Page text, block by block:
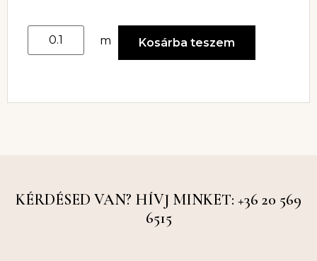
m Kosárba teszem
KÉRDÉSED VAN? HÍVJ MINKET: +36 20 569
6515